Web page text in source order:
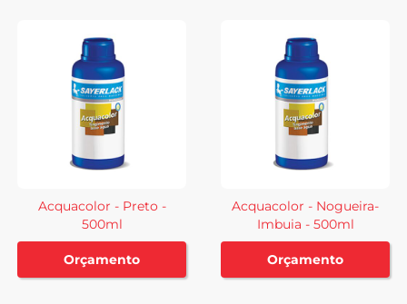
Acquacolor - Preto -
500ml
Orçamento
Acquacolor - Nogueira-
Imbuia - 500ml
Orçamento